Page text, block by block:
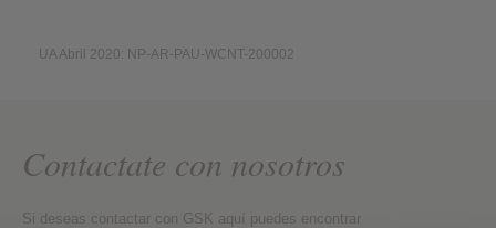
UA Abril 2020: NP-AR-PAU-WCNT-200002
Contactate con nosotros
Si deseas contactar con GSK aquí puedes encontrar